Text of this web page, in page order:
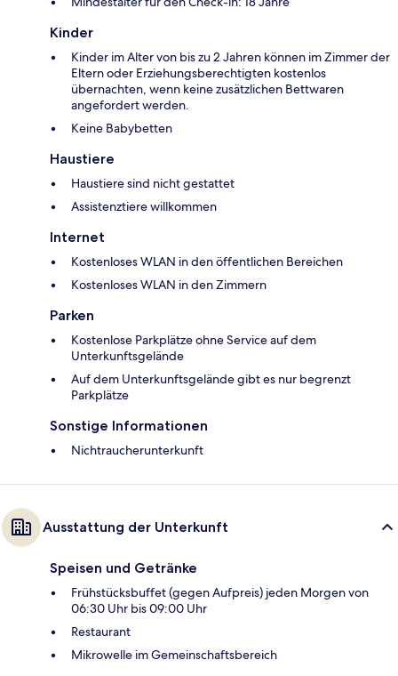
Kinder
Kinder im Alter von bis zu 2 Jahren können im Zimmer der
Eltern oder Erziehungsberechtigten kostenlos
übernachten, wenn keine zusätzlichen Bettwaren
angefordert werden.
Keine Babybetten
Haustiere
Haustiere sind nicht gestattet
Assistenztiere willkommen
Internet
Kostenloses WLAN in den öffentlichen Bereichen
Kostenloses WLAN in den Zimmern
Parken
Kostenlose Parkplätze ohne Service auf dem
Unterkunftsgelände
Auf dem Unterkunftsgelände gibt es nur begrenzt
Parkplätze
Sonstige Informationen
Nichtraucherunterkunft
Ausstattung der Unterkunft
Speisen und Getränke
Frühstücksbuffet (gegen Aufpreis) jeden Morgen von
06:30 Uhr bis 09:00 Uhr
Restaurant
Mikrowelle im Gemeinschaftsbereich